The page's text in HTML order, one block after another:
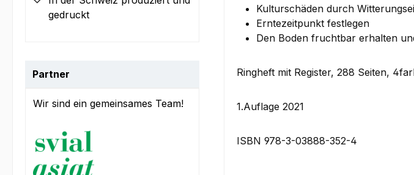
gedruckt
Partner
Wir sind ein gemeinsames Team!
Kulturschäden durch
Erntezeitpunkt festlegen
Den Boden fruchtbar erhalten
Ringheft mit Register, 288 Seiten,
1.Auflage 2021
ISBN 978-3-03888-352-4